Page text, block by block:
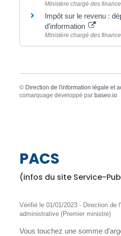
Ministère chargé des
Impôt sur le revenu :
d'information
Ministère chargé des
© Direction de l'information légale et
comarquage developpé par baseo.io
PACS
(infos du site Service-
Vérifié le 01/01/2023 - Direction de
administrative (Premier ministre)
Vous touchez une somme